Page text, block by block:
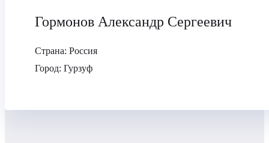
Гормонов Александр Сергеевич
Страна: Россия
Город: Гурзуф